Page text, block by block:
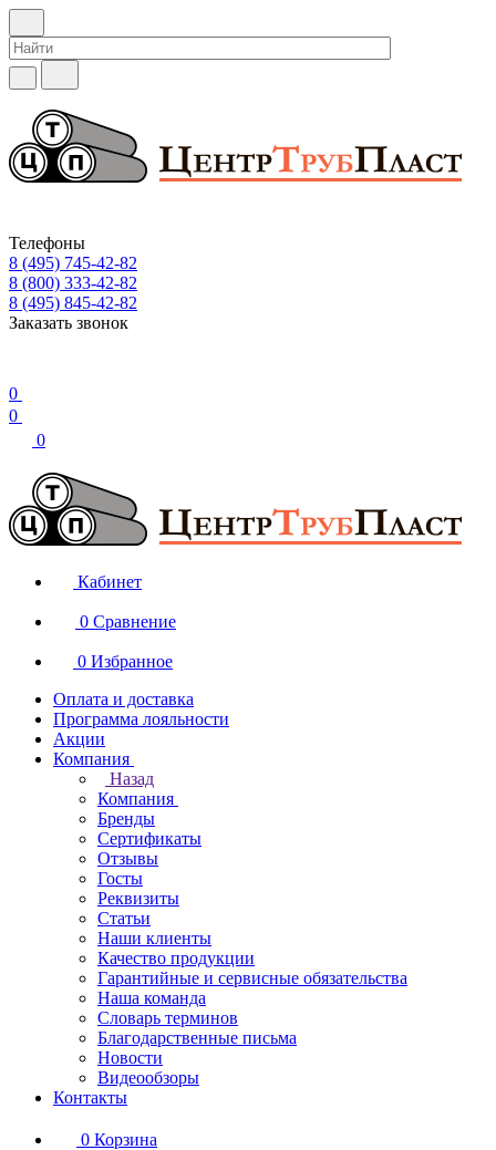
Телефоны
8 (495) 745-42-82
8 (800) 333-42-82
8 (495) 845-42-82
Заказать звонок
0
0
0
Кабинет
0 Сравнение
0 Избранное
Оплата и доставка
Программа лояльности
Акции
Компания
Назад
Компания
Бренды
Сертификаты
Отзывы
Госты
Реквизиты
Статьи
Наши клиенты
Качество продукции
Гарантийные и сервисные обязательства
Наша команда
Словарь терминов
Благодарственные письма
Новости
Видеообзоры
Контакты
0 Корзина